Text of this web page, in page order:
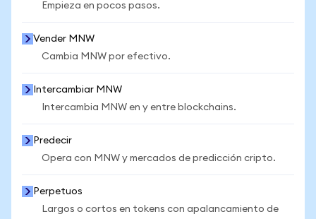
Empieza en pocos pasos.
Vender MNW
Cambia MNW por efectivo.
Intercambiar MNW
Intercambia MNW en y entre blockchains.
Predecir
Opera con MNW y mercados de predicción cripto.
Perpetuos
Largos o cortos en tokens con apalancamiento de